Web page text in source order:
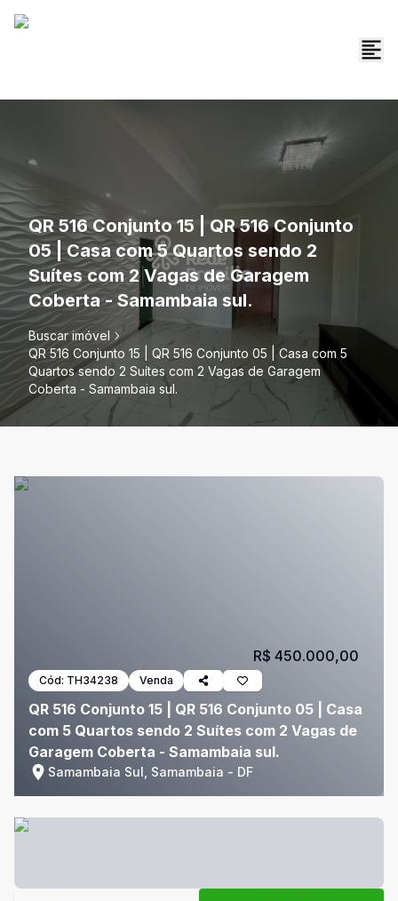
QR 516 Conjunto 15 | QR 516 Conjunto
05 | Casa com 5 Quartos sendo 2
Suítes com 2 Vagas de Garagem
Coberta - Samambaia sul.
Buscar imóvel
QR 516 Conjunto 15 | QR 516 Conjunto 05 | Casa com 5
Quartos sendo 2 Suítes com 2 Vagas de Garagem
Coberta - Samambaia sul.
Cód: TH34238 Venda
QR 516 Conjunto 15 | QR 516 Conjunto 05 | Casa
com 5 Quartos sendo 2 Suítes com 2 Vagas de
Garagem Coberta - Samambaia sul.
Samambaia Sul, Samambaia - DF
R$ 450.000,00